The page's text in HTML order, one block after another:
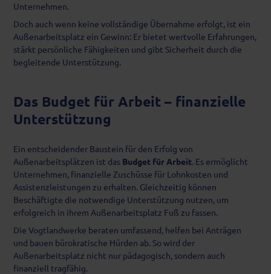
Unternehmen.
Doch auch wenn keine vollständige Übernahme erfolgt, ist ein
Außenarbeitsplatz ein Gewinn: Er bietet wertvolle Erfahrungen,
stärkt persönliche Fähigkeiten und gibt Sicherheit durch die
begleitende Unterstützung.
Das Budget für Arbeit – finanzielle
Unterstützung
Ein entscheidender Baustein für den Erfolg von
Außenarbeitsplätzen ist das Budget für Arbeit. Es ermöglicht
Unternehmen, finanzielle Zuschüsse für Lohnkosten und
Assistenzleistungen zu erhalten. Gleichzeitig können
Beschäftigte die notwendige Unterstützung nutzen, um
erfolgreich in ihrem Außenarbeitsplatz Fuß zu fassen.
Die Vogtlandwerke beraten umfassend, helfen bei Anträgen
und bauen bürokratische Hürden ab. So wird der
Außenarbeitsplatz nicht nur pädagogisch, sondern auch
finanziell tragfähig.